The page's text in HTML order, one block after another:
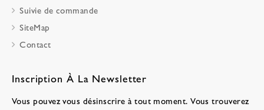
Suivie de commande
SiteMap
Contact
Inscription À La Newsletter
Vous pouvez vous désinscrire à tout moment. Vous trouverez